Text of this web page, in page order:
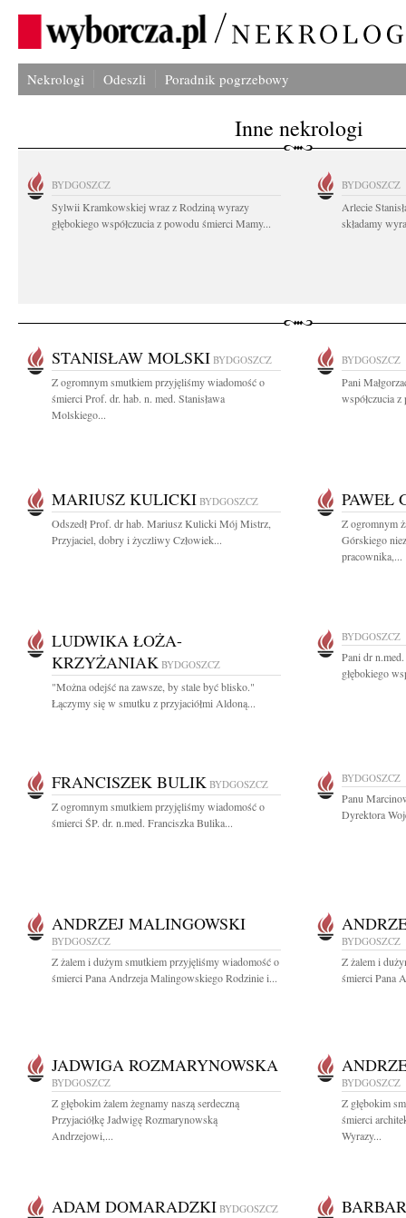
Nekrologi Odeszli Poradnik pogrzebowy
Inne nekrologi
BYDGOSZCZ
Sylwii Kramkowskiej wraz z Rodziną wyrazy
głębokiego współczucia z powodu śmierci Mamy...
BYDGOSZCZ
Arlecie
składamy
STANISŁAW MOLSKI BYDGOSZCZ
Z ogromnym smutkiem przyjęliśmy wiadomość o
śmierci Prof. dr. hab. n. med. Stanisława
Molskiego...
BYDGOSZCZ
Pani
współczucia
MARIUSZ KULICKI BYDGOSZCZ
Odszedł Prof. dr hab. Mariusz Kulicki Mój Mistrz,
Przyjaciel, dobry i życzliwy Człowiek...
PAWEŁ
Z ogromnym
Górskiego
pracownika,...
LUDWIKA ŁOŻA-
KRZYŻANIAK BYDGOSZCZ
"Można odejść na zawsze, by stale być blisko."
Łączymy się w smutku z przyjaciółmi Aldoną...
BYDGOSZCZ
Pani dr
głębokiego
FRANCISZEK BULIK BYDGOSZCZ
Z ogromnym smutkiem przyjęliśmy wiadomość o
śmierci ŚP. dr. n.med. Franciszka Bulika...
BYDGOSZCZ
Panu
Dyrektora
ANDRZEJ MALINGOWSKI
BYDGOSZCZ
Z żalem i dużym smutkiem przyjęliśmy wiadomość o
śmierci Pana Andrzeja Malingowskiego Rodzinie i...
BYDGOSZCZ
Z żalem i
śmierci Pana
JADWIGA ROZMARYNOWSKA
BYDGOSZCZ
Z głębokim żalem żegnamy naszą serdeczną
Przyjaciółkę Jadwigę Rozmarynowską
Andrzejowi,...
BYDGOSZCZ
Z głębokim
śmierci
Wyrazy...
ADAM DOMARADZKI BYDGOSZCZ